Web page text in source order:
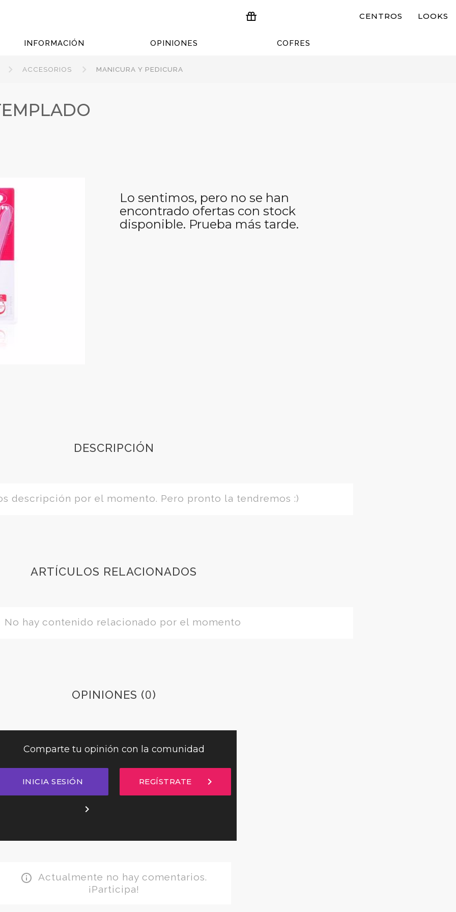
ESTUCHES Y REGALOS
CENTROS LOOKS
INFORMACIÓN OPINIONES COFRES
ACCESORIOS MANICURA Y PEDICURA
Lo sentimos, pero no se han
encontrado ofertas con stock
disponible. Prueba más tarde.
DESCRIPCIÓN
descripción por el momento. Pero pronto la tendremos :)
ARTÍCULOS RELACIONADOS
No hay contenido relacionado por el momento
OPINIONES (0)
Comparte tu opinión con la comunidad
INICIA SESIÓN
chevron_right
REGÍSTRATE chevron_right
info_outline
Actualmente no hay comentarios.
¡Participa!